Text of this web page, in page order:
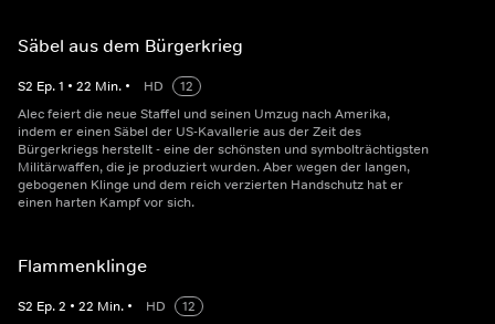
Säbel aus dem Bürgerkrieg
S2 Ep.1 • 22 Min. • HD
12
Alec feiert die neue Staffel und seinen Umzug nach Amerika,
indem er einen Säbel der US-Kavallerie aus der Zeit des
Bürgerkriegs herstellt - eine der schönsten und symbolträchtigsten
Militärwaffen, die je produziert wurden. Aber wegen der langen,
gebogenen Klinge und dem reich verzierten Handschutz hat er
einen harten Kampf vor sich.
Flammenklinge
S2 Ep.2 • 22 Min. • HD
12